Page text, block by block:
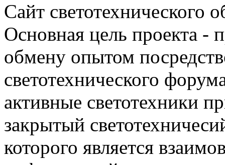
Сайт светотехнического
Основная цель проекта -
обмену опытом
светотехнического
активные светотехники
закрытый
которого является